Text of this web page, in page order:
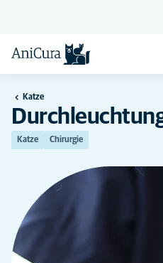
Katze
Katze Chirurgie